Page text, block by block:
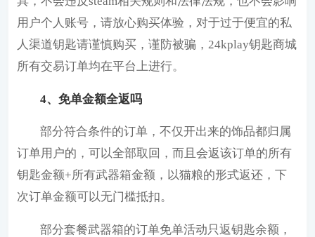
用户个人账号，请放心购买体验，对于过于便宜的私
人渠道钥匙请谨慎购买，谨防被骗，24kplay钥匙商城
所有交易订单均在平台上进行。
4、免单金额全返吗
部分符合条件的订单，不仅开出来的饰品都归属
订单用户的，可以全部取回，而且会返该订单的所有
钥匙金额+所有武器箱金额，以猫粮的形式返还，下
次订单金额可以无门槛抵扣。
部分套餐武器箱的订单免单活动只返钥匙余额，